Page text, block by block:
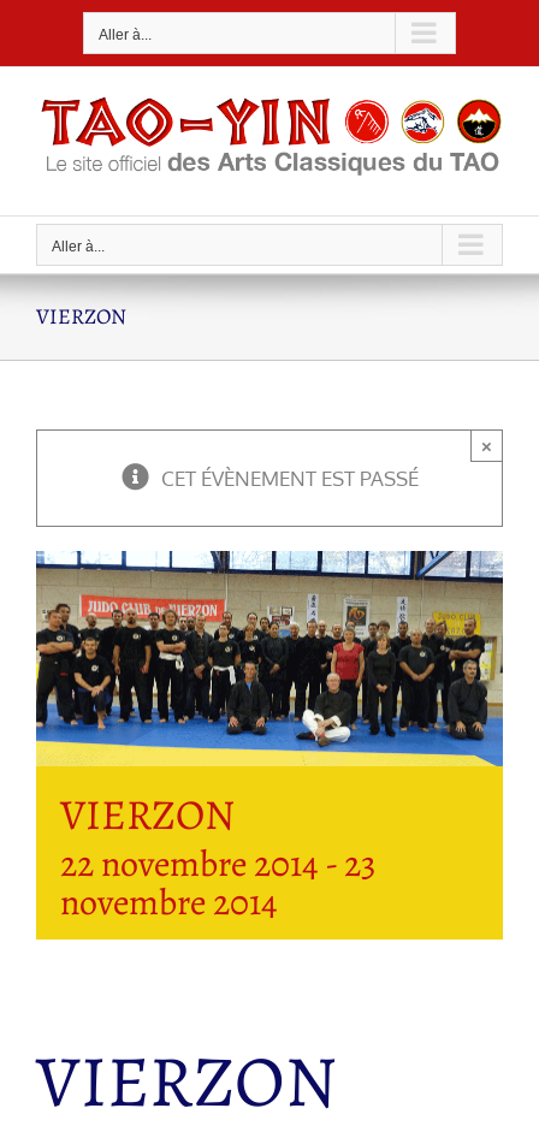
Aller à...
Aller à...
VIERZON
CET ÉVÈNEMENT EST PASSÉ
×
VIERZON
22 novembre 2014 -23
novembre 2014
VIERZON